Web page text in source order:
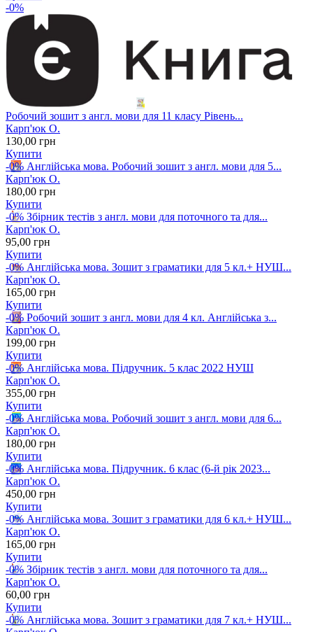
-0%
Робочий зошит з англ. мови для 11 класу Рівень...
Карп'юк О.
130,00 грн
Купити
-0% Англійська мова. Робочий зошит з англ. мови для 5...
Карп'юк О.
180,00 грн
Купити
-0% Збірник тестів з англ. мови для поточного та для...
Карп'юк О.
95,00 грн
Купити
-0% Англійська мова. Зошит з граматики для 5 кл.+ НУШ...
Карп'юк О.
165,00 грн
Купити
-0% Робочий зошит з англ. мови для 4 кл. Англійська з...
Карп'юк О.
199,00 грн
Купити
-0% Англійська мова. Підручник. 5 клас 2022 НУШ
Карп'юк О.
355,00 грн
Купити
-0% Англійська мова. Робочий зошит з англ. мови для 6...
Карп'юк О.
180,00 грн
Купити
-0% Англійська мова. Підручник. 6 клас (6-й рік 2023...
Карп'юк О.
450,00 грн
Купити
-0% Англійська мова. Зошит з граматики для 6 кл.+ НУШ...
Карп'юк О.
165,00 грн
Купити
-0% Збірник тестів з англ. мови для поточного та для...
Карп'юк О.
60,00 грн
Купити
-0% Англійська мова. Зошит з граматики для 7 кл.+ НУШ...